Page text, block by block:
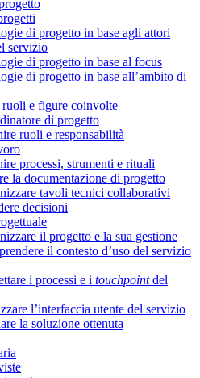
di progetto in base agli attori
servizio
di progetto in base al focus
di progetto in base all’ambito di
ruoli e figure coinvolte
di progetto
ruoli e responsabilità
processi, strumenti e rituali
la documentazione di progetto
tavoli tecnici collaborativi
decisioni
il progetto e la sua gestione
il contesto d’uso del servizio
i processi e i touchpointdel
l’interfaccia utente del servizio
la soluzione ottenuta